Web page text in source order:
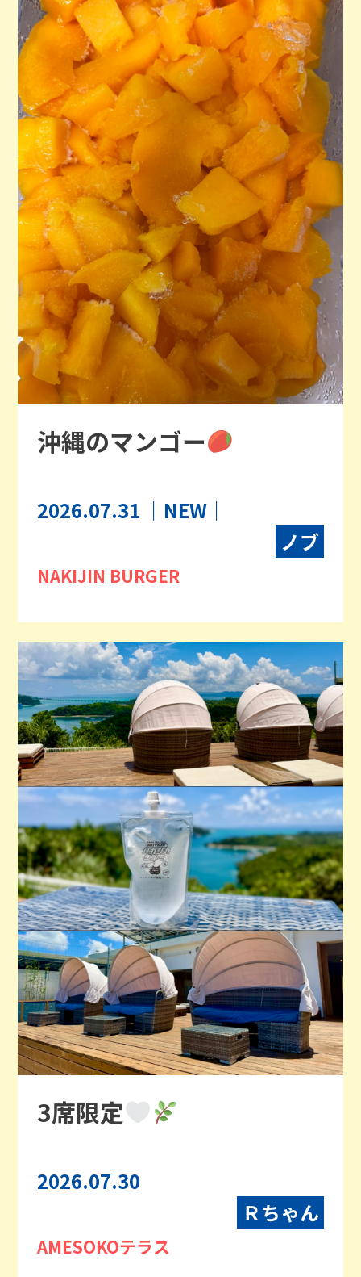
沖縄のマンゴー
2026.07.31 ｜NEW｜
ノブ
NAKIJIN BURGER
3席限定
2026.07.30
Ｒちゃん
AMESOKOテラス